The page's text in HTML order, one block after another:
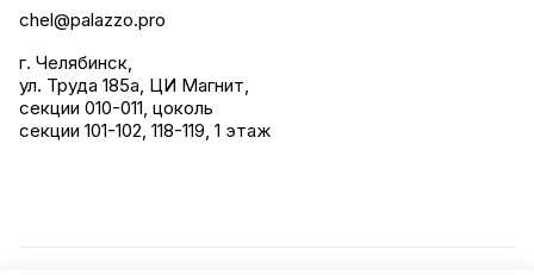
chel@palazzo.pro
г. Челябинск,
ул. Труда 185а, ЦИ Магнит,
секции 010-011, цоколь
секции 101-102, 118-119, 1 этаж